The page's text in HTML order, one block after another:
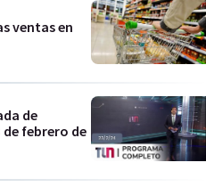
ventas en
de
febrero de